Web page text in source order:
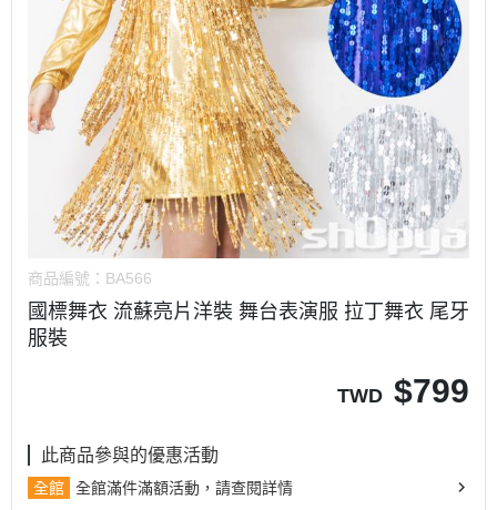
商品編號： BA566
國標舞衣 流蘇亮片洋裝 舞台表演服 拉丁舞衣 尾牙
服裝
TWD $799
此商品參與的優惠活動
全館 全館滿件滿額活動，請查閱詳情